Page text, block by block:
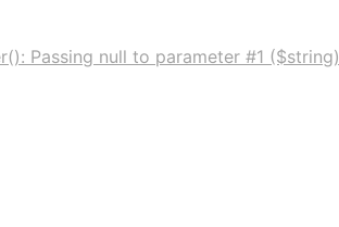
Passing null to parameter #1